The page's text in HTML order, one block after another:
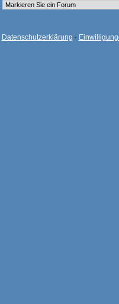
Datenschutzerklärung ·